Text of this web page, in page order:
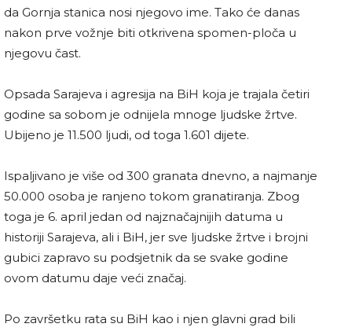
da Gornja stanica nosi njegovo ime. Tako će danas
nakon prve vožnje biti otkrivena spomen-ploča u
njegovu čast.
Opsada Sarajeva i agresija na BiH koja je trajala četiri
godine sa sobom je odnijela mnoge ljudske žrtve.
Ubijeno je 11.500 ljudi, od toga 1.601 dijete.
Ispaljivano je više od 300 granata dnevno, a najmanje
50.000 osoba je ranjeno tokom granatiranja. Zbog
toga je 6. april jedan od najznačajnijih datuma u
historiji Sarajeva, ali i BiH, jer sve ljudske žrtve i brojni
gubici zapravo su podsjetnik da se svake godine
ovom datumu daje veći značaj.
Po završetku rata su BiH kao i njen glavni grad bili